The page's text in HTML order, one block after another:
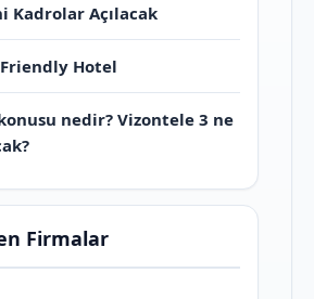
Kadrolar Açılacak
Friendly Hotel
nedir? Vizontele 3 ne
Firmalar